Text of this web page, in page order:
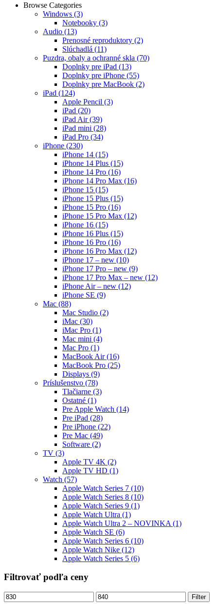
Browse Categories
Windows (3)
Notebooky (3)
Audio (13)
Prenosné reproduktory (2)
Slúchadlá (11)
Puzdra, obaly a ochranné skla (70)
Doplnky pre iPad (13)
Doplnky pre iPhone (55)
Doplnky pre MacBook (2)
iPad (124)
Apple Pencil (3)
iPad (20)
iPad Air(39)
iPad mini (28)
iPad Pro (34)
iPhone (230)
iPhone 14 (15)
iPhone 14 Plus (15)
iPhone 14 Pro (16)
iPhone 14 Pro Max (16)
iPhone 15 (15)
iPhone 15 Plus (15)
iPhone 15 Pro (16)
iPhone 15 Pro Max (12)
iPhone 16 (15)
iPhone 16 Plus (15)
iPhone 16 Pro (16)
iPhone 16 Pro Max (12)
iPhone 17 – new (10)
iPhone 17 Pro – new (9)
iPhone 17 Pro Max – new (12)
iPhone Air – new (12)
iPhone SE (9)
Mac (88)
Mac Studio (2)
iMac (30)
iMac Pro (1)
Mac mini (4)
Mac Pro (1)
MacBook Air(16)
MacBook Pro (25)
Displays (9)
Príslušenstvo (78)
Tlačiarne (3)
Ostatné (1)
Pre Apple Watch (14)
Pre iPad (28)
Pre iPhone (22)
Pre Mac (49)
Software (2)
TV (3)
Apple TV 4K (2)
Apple TV HD (1)
Watch (57)
Apple Watch Series 7 (10)
Apple Watch Series 8 (10)
Apple Watch Series 9 (1)
Apple Watch Ultra (1)
Apple Watch Ultra 2 – NOVINKA (1)
Apple Watch SE (6)
Apple Watch Series 6 (10)
Apple Watch Nike (12)
Apple Watch Series 5 (6)
Filtrovať podľa ceny
Minimálna
Maximálna
Filter